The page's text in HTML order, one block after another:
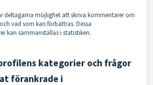
deltagarna möjlighet att skriva kommentarer om
vad som kan förbättras. Dessa
kan sammanställas i statistiken.
kategorier och frågor
förankrade i